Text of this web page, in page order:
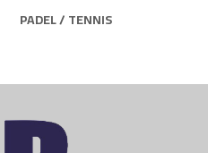
PADEL / TENNIS